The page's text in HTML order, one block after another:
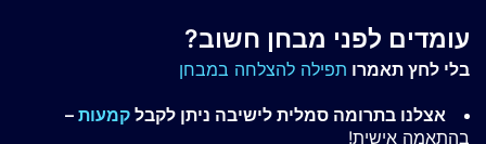
עומדים לפני מבחן חשוב?
בלי לחץ תאמרו תפילה להצלחה במבחן
אצלנו בתרומה סמלית לישיבה ניתן לקבל קמעות –
בהתאמה אישית!